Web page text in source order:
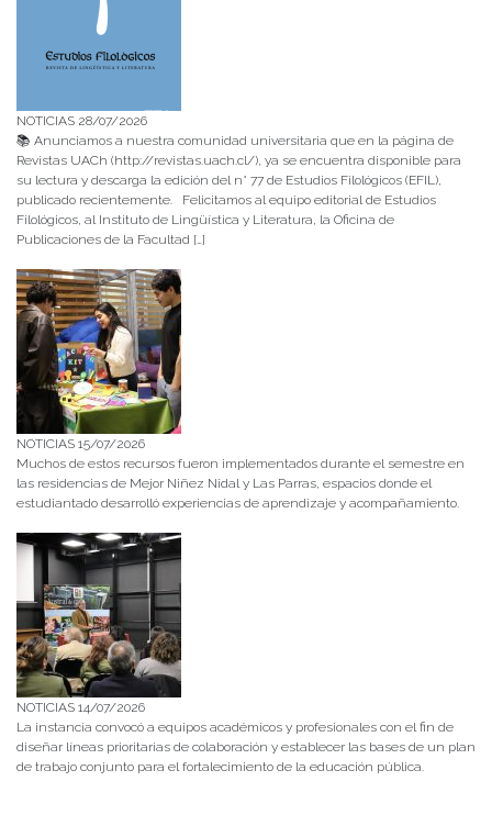
NOTICIAS 28/07/2026
📚 Anunciamos a nuestra comunidad universitaria que en la página de
Revistas UACh (http://revistas.uach.cl/), ya se encuentra disponible para
su lectura y descarga la edición del n° 77 de Estudios Filológicos (EFIL),
publicado recientemente. Felicitamos al equipo editorial de Estudios
Filológicos, al Instituto de Lingüística y Literatura, la Oficina de
Publicaciones de la Facultad […]
NOTICIAS 15/07/2026
Muchos de estos recursos fueron implementados durante el semestre en
las residencias de Mejor Niñez Nidal y Las Parras, espacios donde el
estudiantado desarrolló experiencias de aprendizaje y acompañamiento.
NOTICIAS 14/07/2026
La instancia convocó a equipos académicos y profesionales con el fin de
diseñar líneas prioritarias de colaboración y establecer las bases de un plan
de trabajo conjunto para el fortalecimiento de la educación pública.